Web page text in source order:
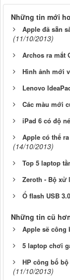
Những tin mới
Apple đã sẵn
(11/10/2013)
Archos ra mắt
Hình ảnh mới
Lenovo
Các màu mới
iPad 6 có độ
Apple có thể
(14/10/2013)
Top 5 laptop
Zeroth - Bộ
Ổ flash USB
Những tin cũ
Apple sẽ công
5 laptop chơi
HP công bố
(11/10/2013)